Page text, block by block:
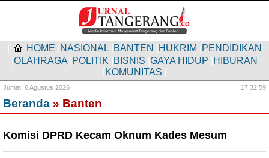
HOME NASIONAL BANTEN HUKRIM PENDIDIKAN
OLAHRAGA POLITIK BISNIS GAYA HIDUP HIBURAN
KOMUNITAS
Jumat, 6 Agustus 2026 17:32:59
Beranda » Banten
Komisi DPRD Kecam Oknum Kades Mesum